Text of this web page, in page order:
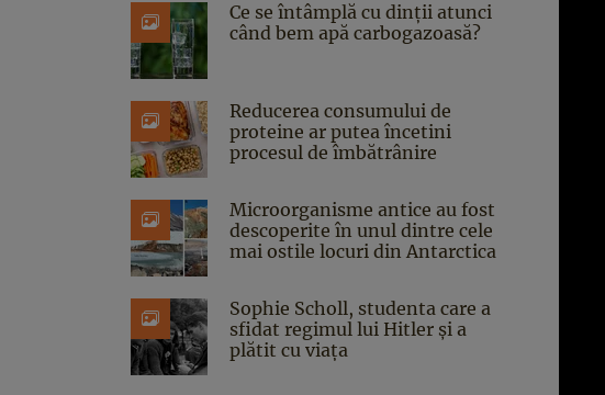
Ce se întâmplă cu dinții atunci
când bem apă carbogazoasă?
Reducerea consumului de
proteine ar putea încetini
procesul de îmbătrânire
Microorganisme antice au fost
descoperite în unul dintre cele
mai ostile locuri din Antarctica
Sophie Scholl, studenta care a
sfidat regimul lui Hitler și a
plătit cu viața